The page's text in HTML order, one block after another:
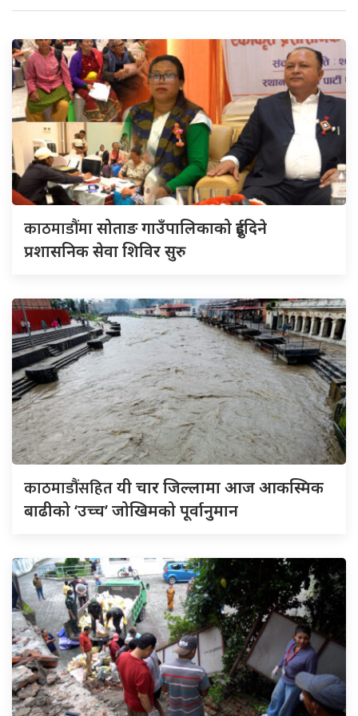
काठमाडौंमासोताङ गाउँपालिकाको दुईदिने
प्रशासनिक सेवा शिविर सुरु
काठमाडौंसहितयी चार जिल्लामा आज आकस्मिक
बाढीको ‘उच्च’ जोखिमको पूर्वानुमान